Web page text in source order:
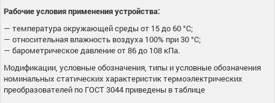
Рабочие условия применения устройства:
— температура окружающей среды от 15 до 60 °С;
— относительная влажность воздуха 100% при 30 °С;
— барометрическое давление от 86 до 108 кПа.
Модификации, условные обозначения, типы и условные обозначения
номинальных статических характеристик термоэлектрических
преобразователей по ГОСТ 3044 приведены в таблице